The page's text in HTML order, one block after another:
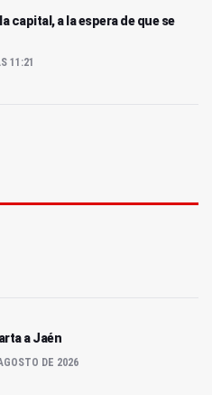
capital, a la espera de que se
11:21
a Jaén
DE 2026